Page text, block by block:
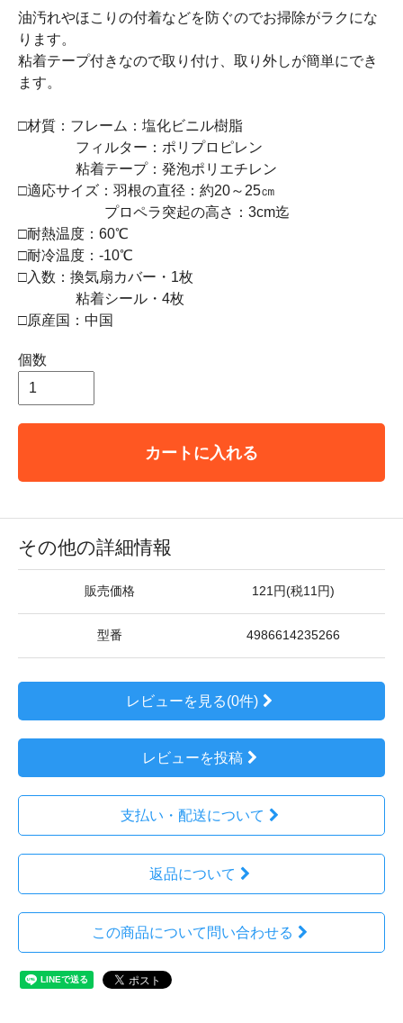
油汚れやほこりの付着などを防ぐのでお掃除がラクにな
ります。
粘着テープ付きなので取り付け、取り外しが簡単にでき
ます。
□材質：フレーム：塩化ビニル樹脂
フィルター：ポリプロピレン
粘着テープ：発泡ポリエチレン
□適応サイズ：羽根の直径：約20～25㎝
プロペラ突起の高さ：3cm迄
□耐熱温度：60℃
□耐冷温度：-10℃
□入数：換気扇カバー・1枚
粘着シール・4枚
□原産国：中国
個数
カートに入れる
その他の詳細情報
販売価格 121円(税11円)
型番 4986614235266
レビューを見る(0件)
レビューを投稿
支払い・配送について
返品について
この商品について問い合わせる